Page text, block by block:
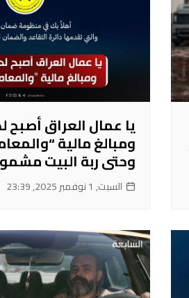
يا عمال العراق أصبح
ومبالغ مالية
وحتى ربة البيت
السبت, 1 نوفمبر 2025, 23:39